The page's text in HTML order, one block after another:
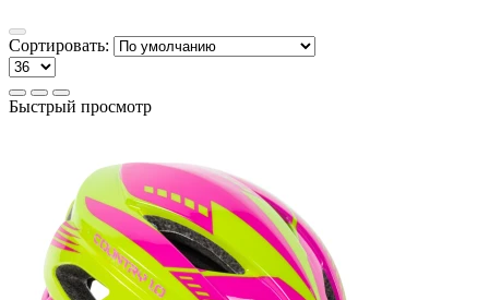
Сортировать:
Быстрый просмотр